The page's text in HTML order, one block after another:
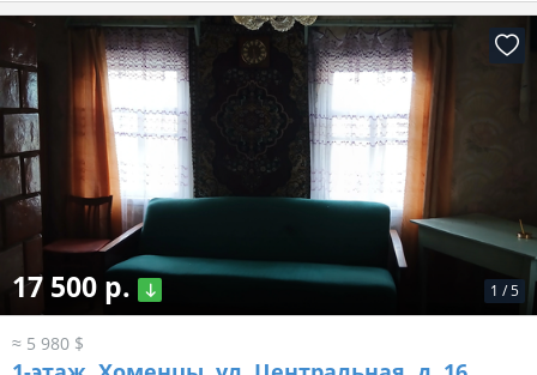
1 /5
17 500 р.
≈ 5 980 $